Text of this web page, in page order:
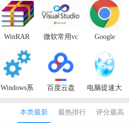
WinRAR
微软常用vc
包
Google
Windows系
工具
百度云盘
电脑提速大
本类最新 最热排行 评分最高